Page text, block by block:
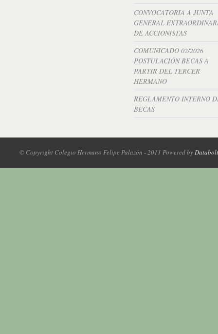
CONVOCATORIA A JUNTA
GENERAL
DE ACCIONISTAS
COMUNICADO 02/2026
POSTULACIÓN BECAS A
PARTIR DEL TERCER
HERMANO
REGLAMENTO INTERNO
BECAS
© Copyright Colegio Hermano Felipe Palazón - 2011 Powered byDatabolt